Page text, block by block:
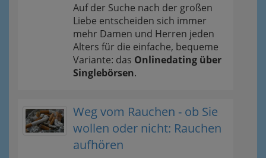
Auf der Suche nach der großen
Liebe entscheiden sich immer
mehr Damen und Herren jeden
Alters für die einfache, bequeme
Variante: das Onlinedating über
Singlebörsen.
Weg vom Rauchen - ob Sie
wollen oder nicht: Rauchen
aufhören